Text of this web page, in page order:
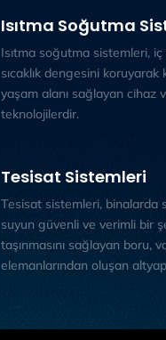
Isıtma Soğutma
Isıtma soğutma sistemleri, iç
sıcaklık dengesini
yaşam alanı sağlayan cihaz
teknolojilerdir.
Tesisat Sistemleri
Tesisat sistemleri, binalarda
suyun güvenli ve verimli bir
taşınmasını sağlayan boru,
elemanlarından oluşan